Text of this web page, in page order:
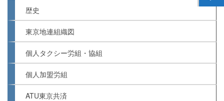
歴史
東京地連組織図
個人タクシー労組・協組
個人加盟労組
ATU東京共済